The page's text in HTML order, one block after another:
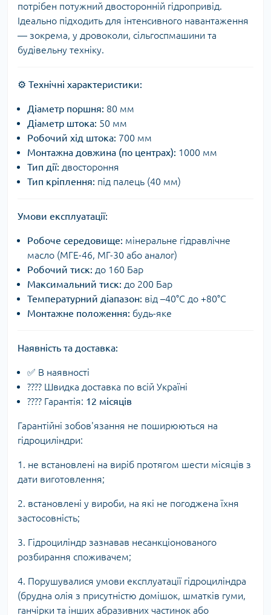
потрібен потужний двосторонній гідропривід.
Ідеально підходить для інтенсивного навантаження
— зокрема, у дровоколи, сільгоспмашини та
будівельну техніку.
⚙️ Технічні характеристики:
Діаметр поршня: 80 мм
Діаметр штока: 50 мм
Робочий хід штока: 700 мм
Монтажна довжина (по центрах): 1000 мм
Тип дії: двостороння
Тип кріплення: під палець (40 мм)
Умови експлуатації:
Робоче середовище: мінеральне гідравлічне
масло (МГЕ-46, МГ-30 або аналог)
Робочий тиск: до 160 Бар
Максимальний тиск: до 200 Бар
Температурний діапазон: від –40°C до +80°C
Монтажне положення: будь-яке
Наявність та доставка:
✅ В наявності
???? Швидка доставка по всій Україні
????️ Гарантія: 12 місяців
Гарантійні зобов'язання не поширюються на
гідроциліндри:
1. не встановлені на виріб протягом шести місяців з
дати виготовлення;
2. встановлені у вироби, на які не погоджена їхня
застосовність;
3. Гідроциліндр зазнавав несанкціонованого
розбирання споживачем;
4. Порушувалися умови експлуатації гідроциліндра
(брудна олія з присутністю домішок, шматків гуми,
ганчірки та інших абразивних частинок або